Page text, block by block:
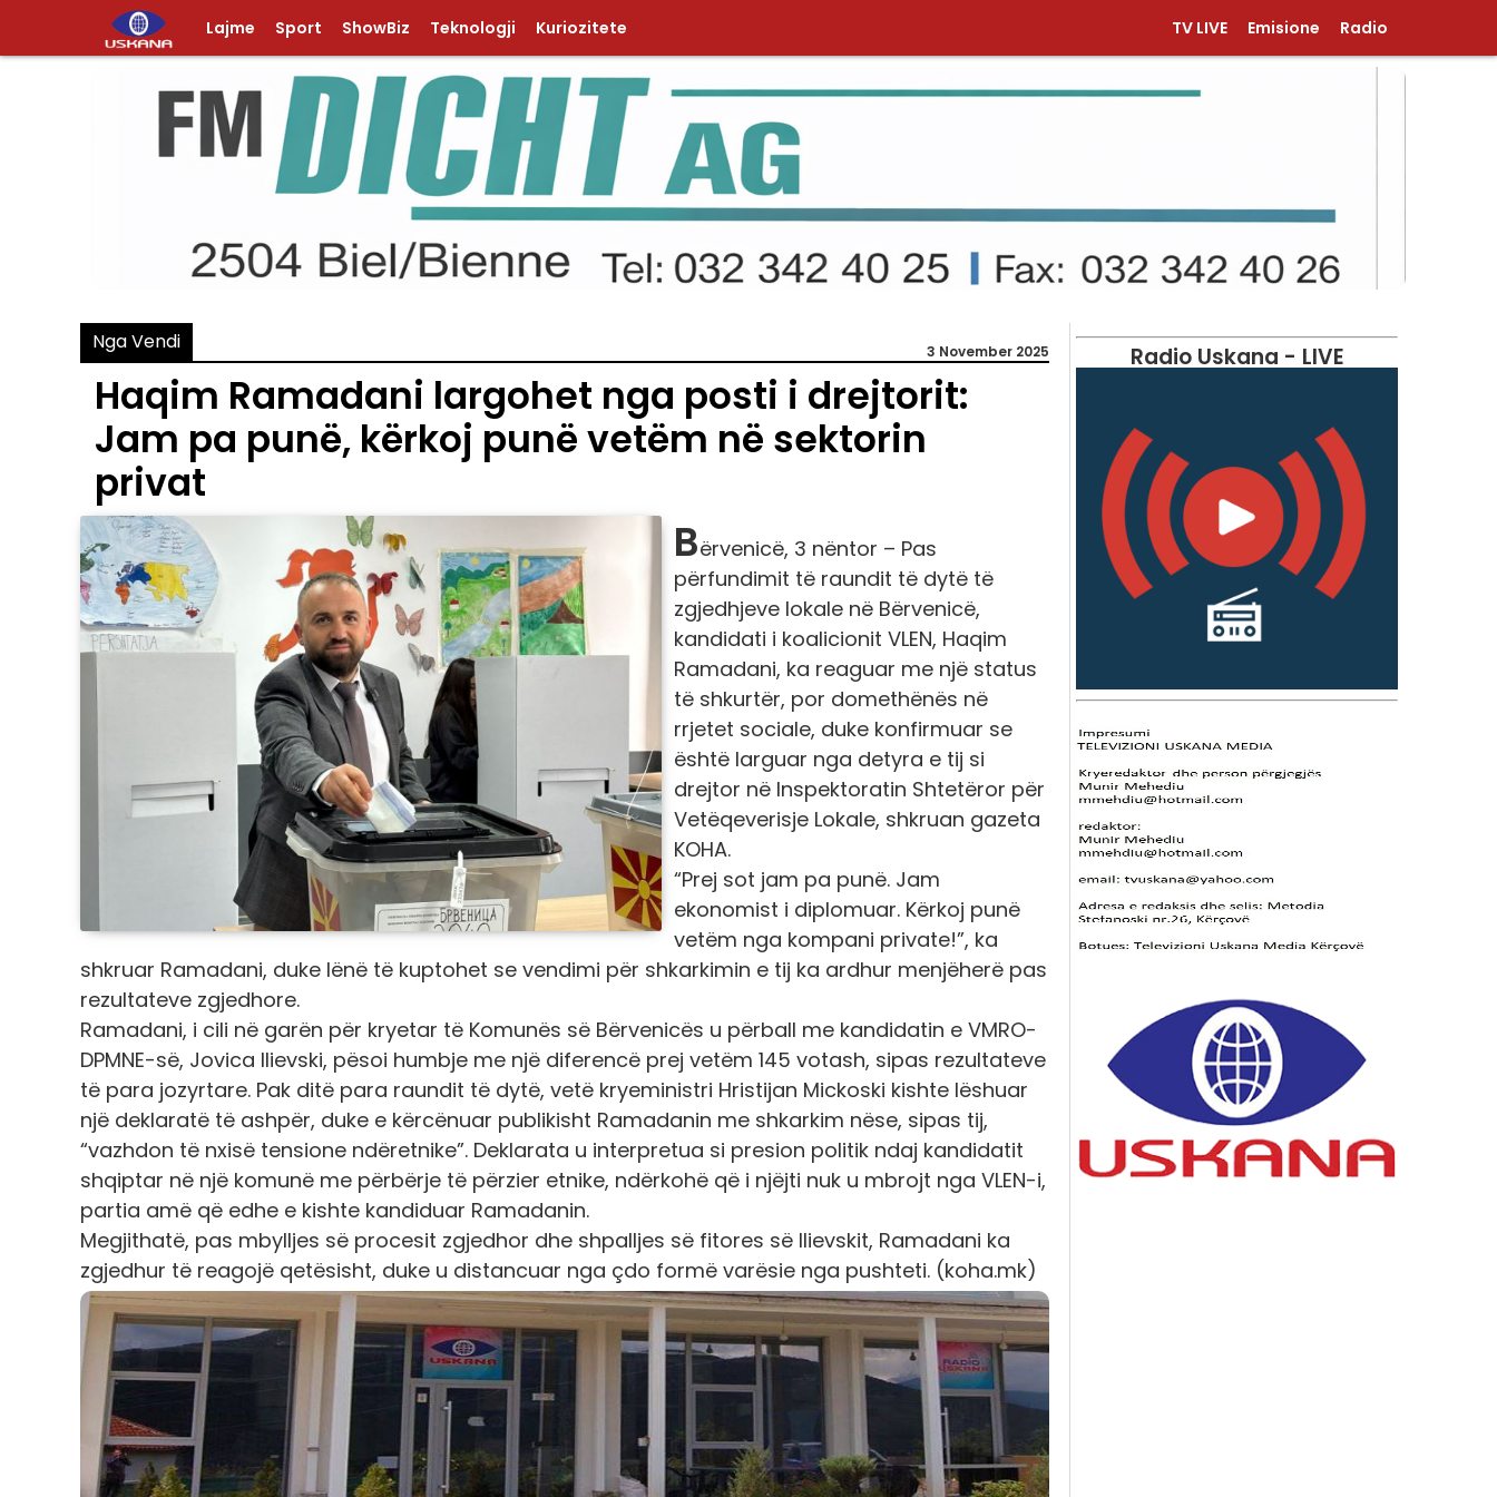
Lajme Sport ShowBiz Teknologji Kuriozitete TV LIVE Emisione Radio
Nga Vendi 3 November 2025
Haqim Ramadani largohet nga posti i drejtorit:
Jam pa punë, kërkoj punë vetëm në sektorin
privat
Bërvenicë, 3 nëntor – Pas
përfundimit të raundit të dytë të
zgjedhjeve lokale në Bërvenicë,
kandidati i koalicionit VLEN, Haqim
Ramadani, ka reaguar me një status
të shkurtër, por domethënës në
rrjetet sociale, duke konfirmuar se
është larguar nga detyra e tij si
drejtor në Inspektoratin Shtetëror për
Vetëqeverisje Lokale, shkruan gazeta
KOHA.
“Prej sot jam pa punë. Jam
ekonomist i diplomuar. Kërkoj punë
vetëm nga kompani private!”, ka
shkruar Ramadani, duke lënë të kuptohet se vendimi për shkarkimin e tij ka ardhur menjëherë pas
rezultateve zgjedhore.
Ramadani, i cili në garën për kryetar të Komunës së Bërvenicës u përball me kandidatin e VMRO-
DPMNE-së, Jovica Ilievski, pësoi humbje me një diferencë prej vetëm 145 votash, sipas rezultateve
të para jozyrtare. Pak ditë para raundit të dytë, vetë kryeministri Hristijan Mickoski kishte lëshuar
një deklaratë të ashpër, duke e kërcënuar publikisht Ramadanin me shkarkim nëse, sipas tij,
“vazhdon të nxisë tensione ndëretnike”. Deklarata u interpretua si presion politik ndaj kandidatit
shqiptar në një komunë me përbërje të përzier etnike, ndërkohë që i njëjti nuk u mbrojt nga VLEN-i,
partia amë që edhe e kishte kandiduar Ramadanin.
Megjithatë, pas mbylljes së procesit zgjedhor dhe shpalljes së fitores së Ilievskit, Ramadani ka
zgjedhur të reagojë qetësisht, duke u distancuar nga çdo formë varësie nga pushteti. (koha.mk)
Radio Uskana - LIVE